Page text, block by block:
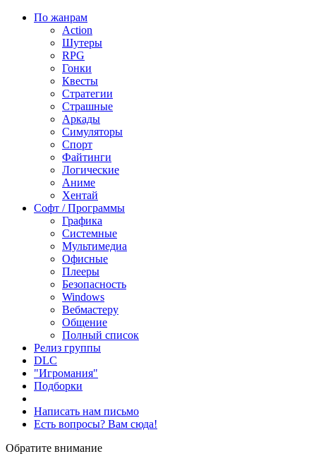
По жанрам
Action
Шутеры
RPG
Гонки
Квесты
Стратегии
Страшные
Аркады
Симуляторы
Спорт
Файтинги
Логические
Аниме
Хентай
Софт / Программы
Графика
Системные
Мультимедиа
Офисные
Плееры
Безопасность
Windows
Вебмастеру
Общение
Полный список
Релиз группы
DLC
"Игромания"
Подборки
Написать нам письмо
Есть вопросы? Вам сюда!
Обратите внимание